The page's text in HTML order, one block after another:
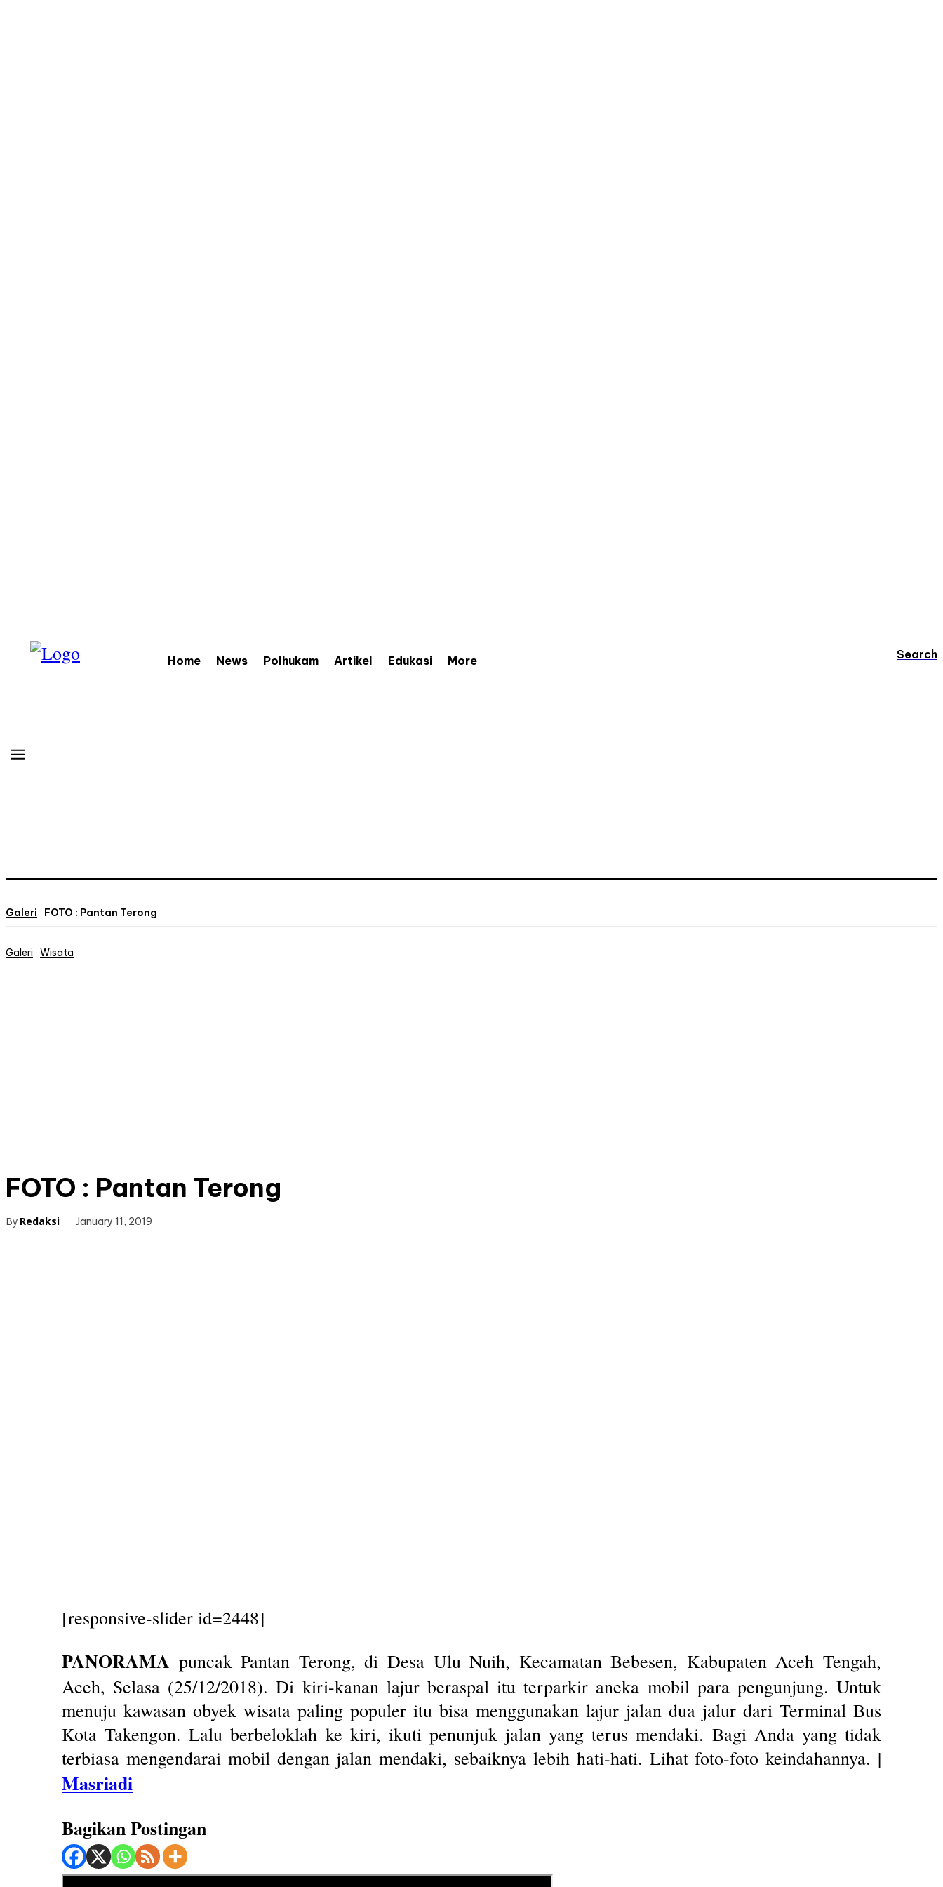
Home News Polhukam Artikel Edukasi More Search
Galeri FOTO : Pantan Terong
Galeri Wisata
FOTO : Pantan Terong
By Redaksi January 11, 2019
[responsive-slider id=2448]
PANORAMA puncak Pantan Terong, di Desa Ulu Nuih, Kecamatan Bebesen, Kabupaten Aceh Tengah,
Aceh, Selasa (25/12/2018). Di kiri-kanan lajur beraspal itu terparkir aneka mobil para pengunjung. Untuk
menuju kawasan obyek wisata paling populer itu bisa menggunakan lajur jalan dua jalur dari Terminal Bus
Kota Takengon. Lalu berbeloklah ke kiri, ikuti penunjuk jalan yang terus mendaki. Bagi Anda yang tidak
terbiasa mengendarai mobil dengan jalan mendaki, sebaiknya lebih hati-hati. Lihat foto-foto keindahannya. |
Masriadi
Bagikan Postingan